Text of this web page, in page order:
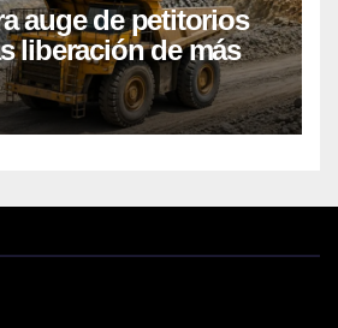
auge de petitorios
liberación de más
para explorar